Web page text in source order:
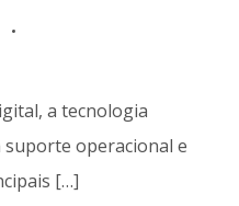
a tecnologia
suporte operacional e
[…]